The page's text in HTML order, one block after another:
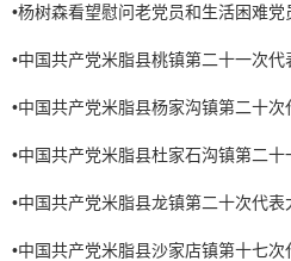
•杨树森看望慰问老党员和生活困难党
•中国共产党米脂县桃镇第二十一次代
•中国共产党米脂县杨家沟镇第二十次
•中国共产党米脂县杜家石沟镇第二
•中国共产党米脂县龙镇第二十次代表
•中国共产党米脂县沙家店镇第十七次